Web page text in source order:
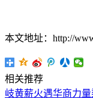
本文地址：http://
相关推荐
岐黄薪火遇华商力